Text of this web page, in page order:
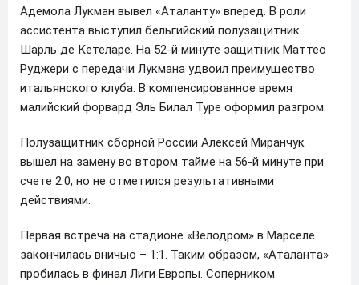
Адемола Лукман вывел «Аталанту» вперед. В роли
ассистента выступил бельгийский полузащитник
Шарль де Кетеларе. На 52-й минуте защитник Маттео
Руджери с передачи Лукмана удвоил преимущество
итальянского клуба. В компенсированное время
малийский форвард Эль Билал Туре оформил разгром.
Полузащитник сборной России Алексей Миранчук
вышел на замену во втором тайме на 56-й минуте при
счете 2:0, но не отметился результативными
действиями.
Первая встреча на стадионе «Велодром» в Марселе
закончилась вничью – 1:1. Таким образом, «Аталанта»
пробилась в финал Лиги Европы. Соперником